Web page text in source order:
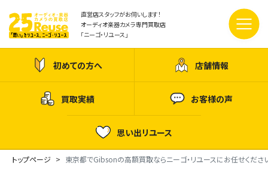
直営店スタッフがお伺いします！
オーディオ楽器カメラ専門買取店
「ニーゴ・リユース」
初めての方へ 店舗情報
買取実績 お客様の声
思い出リユース
トップページ 東京都でGibsonの高額買取ならニーゴ・リユースにお任せくださ